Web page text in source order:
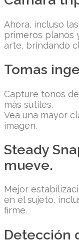
Ahora, incluso
primeros planos
arte, brindando
Tomas
Capture tonos
más sutiles.
Vea una mayor
imagen.
Steady
mueve.
Mejor
en el sujeto,
firme.
Detección